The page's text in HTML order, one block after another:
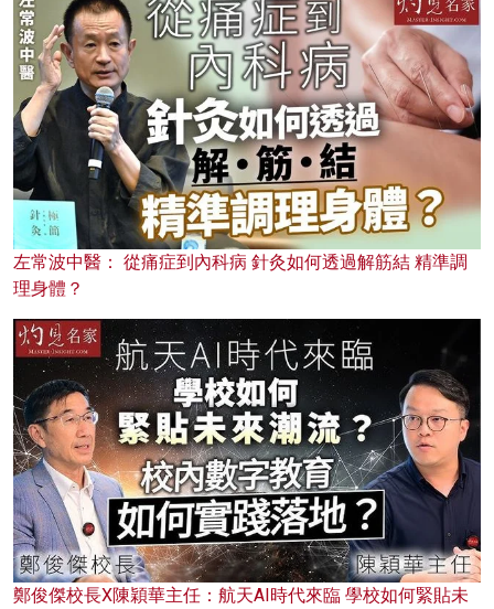
左常波中醫： 從痛症到內科病 針灸如何透過解筋結 精準調
理身體？
鄭俊傑校長X陳穎華主任：航天AI時代來臨 學校如何緊貼未